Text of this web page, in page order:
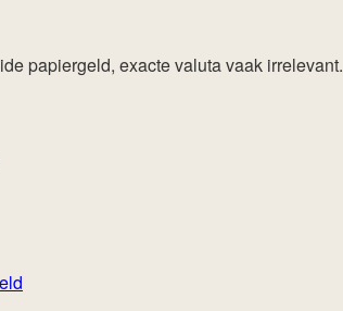
papiergeld, exacte valuta vaak irrelevant.